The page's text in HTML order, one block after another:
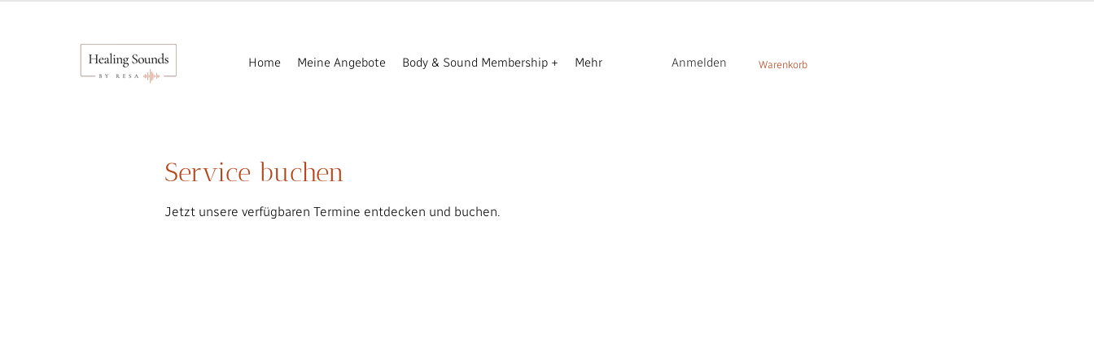
Home Meine Angebote Body & Sound Membership + Mehr Anmelden Warenkorb
Service buchen
Jetzt unsere verfügbaren Termine entdecken und buchen.